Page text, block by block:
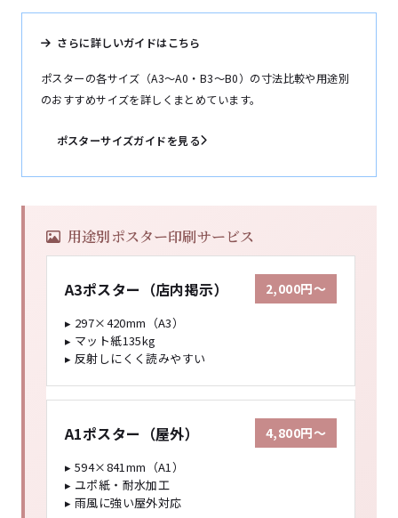
さらに詳しいガイドはこちら
ポスターの各サイズ（A3〜A0・B3〜B0）の寸法比較や用途別
のおすすめサイズを詳しくまとめています。
ポスターサイズガイドを見る
用途別ポスター印刷サービス
A3ポスター（店内掲示） 2,000円〜
▸ 297×420mm（A3）
▸ マット紙135kg
▸ 反射しにくく読みやすい
A1ポスター（屋外） 4,800円〜
▸ 594×841mm（A1）
▸ ユポ紙・耐水加工
▸ 雨風に強い屋外対応